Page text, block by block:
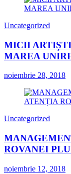
Uncategorized
MICII
MAREA
noiembrie 28, 2018
Uncategorized
ROVANEI
noiembrie 12, 2018